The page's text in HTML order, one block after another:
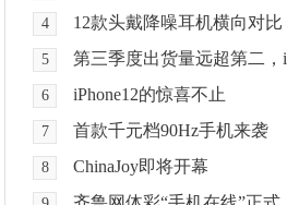
4 12款头戴降噪耳机横向对比
5 第三季度出货量远超第二，i
6 iPhone12的惊喜不止
7 首款千元档90Hz手机来袭
8 ChinaJoy即将开幕